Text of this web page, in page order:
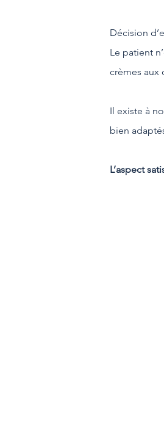
Décision
Le patient
crèmes aux
Il existe à
bien
L’aspect